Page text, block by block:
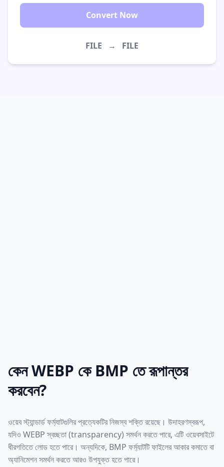
Convert Now
FILE → FILE
কেন WEBP কে BMP তে রূপান্তর
করবেন?
ওয়েব স্ট্যান্ডার্ড ফর্ম্যাটগুলির প্রত্যেকটির নিজস্ব শক্তি রয়েছে। উদাহরণস্বরূপ,
যদিও WEBP স্বচ্ছতা (transparency) সমর্থন করতে পারে, এটি ওয়েবসাইটে
ধীরগতিতে লোড হতে পারে। অন্যদিকে, BMP ফর্ম্যাটটি ফাইলের আকার কমাতে বা
অ্যানিমেশন সমর্থন করতে আরও উপযুক্ত হতে পারে।